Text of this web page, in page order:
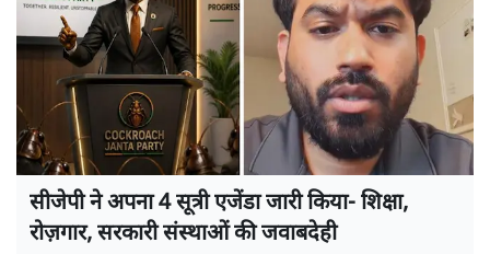
सीजेपी ने अपना 4 सूत्री एजेंडा जारी किया- शिक्षा,
रोज़गार, सरकारी संस्थाओं की जवाबदेही